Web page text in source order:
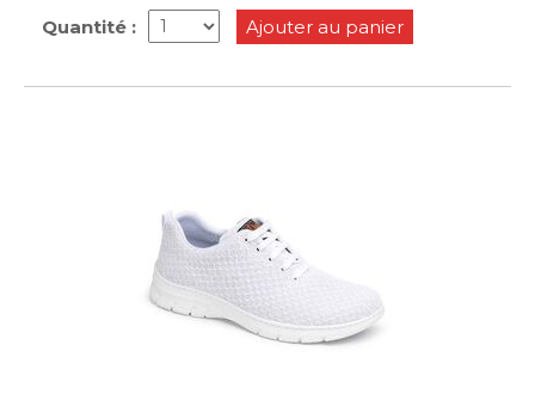
Quantité : Ajouter au panier